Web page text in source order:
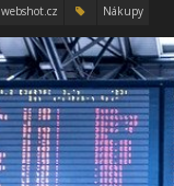
webshot.cz Nákupy